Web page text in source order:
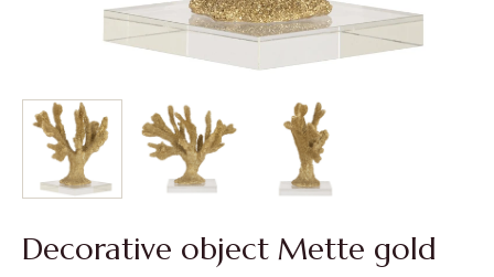
Decorative object Mette gold